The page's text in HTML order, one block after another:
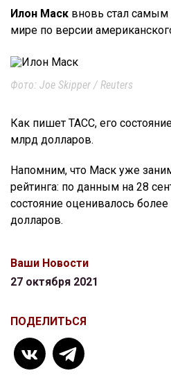
Илон Маск вновь стал
мире по версии
Фото: Joe Skipper / Reuters
Как пишет ТАСС, его
млрд долларов.
Напомним, что Маск уже
рейтинга: по данным на 28
состояние оценивалось
долларов.
Ваши Новости
27 октября 2021
ПОДЕЛИТЬСЯ